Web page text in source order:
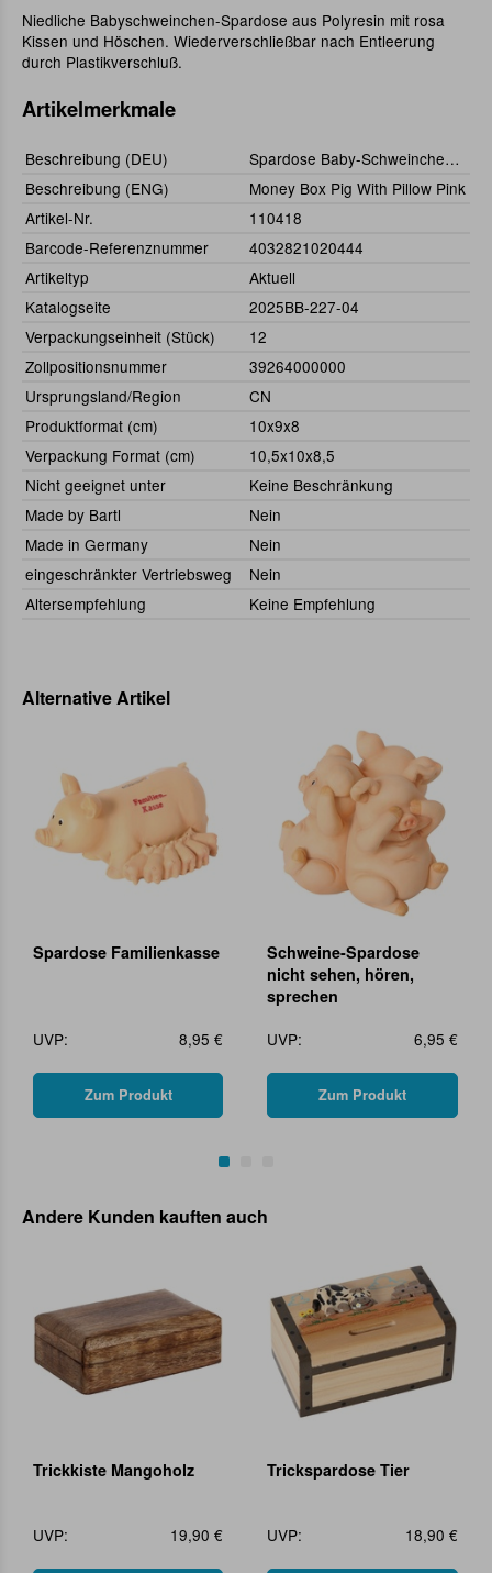
Niedliche Babyschweinchen-Spardose aus Polyresin mit rosa
Kissen und Höschen. Wiederverschließbar nach Entleerung
durch Plastikverschluß.
Artikelmerkmale
Beschreibung (DEU)
Spardose Baby-Schweinchen rosa
Beschreibung (ENG)
Money Box Pig With Pillow Pink
Artikel-Nr.
110418
Barcode-Referenznummer
4032821020444
Artikeltyp
Aktuell
Katalogseite
2025BB-227-04
Verpackungseinheit (Stück)
12
Zollpositionsnummer
39264000000
Ursprungsland/Region
CN
Produktformat (cm)
10x9x8
Verpackung Format (cm)
10,5x10x8,5
Nicht geeignet unter
Keine Beschränkung
Made by Bartl
Nein
Made in Germany
Nein
eingeschränkter Vertriebsweg
Nein
Altersempfehlung
Keine Empfehlung
Alternative Artikel
Spardose Familienkasse
UVP: 8,95 €
Zum Produkt
Schweine-Spardose
nicht sehen, hören,
sprechen
UVP:
6,95 €
Zum Produkt
Andere Kunden kauften auch
Trickkiste Mangoholz
UVP: 19,90 €
Trickspardose Tier
UVP: 18,90 €